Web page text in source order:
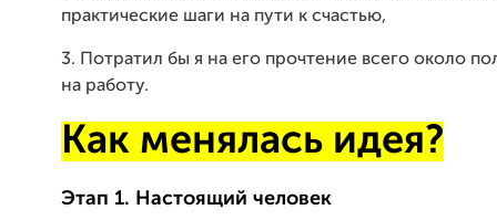
практические шаги на пути к счастью,
3. Потратил бы я на его прочтение всего около
на работу.
Как менялась идея?
Этап 1. Настоящий человек